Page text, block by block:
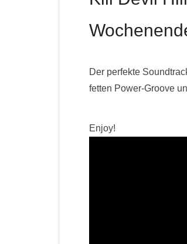
Der perfekte
fetten Power-Groove
Enjoy!